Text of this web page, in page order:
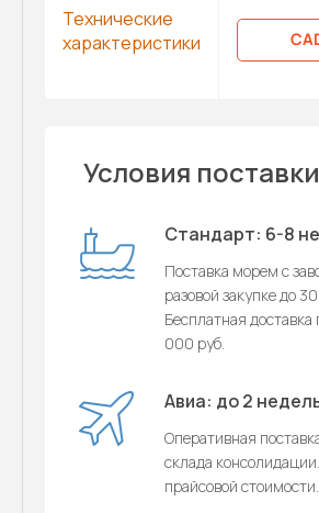
Технические
характеристики
Условия поставки
Стандарт: 6-8
Поставка морем с
разовой закупке до
Бесплатная доставка
000 руб.
Авиа: до 2
Оперативная
склада
прайсовой стоимости.